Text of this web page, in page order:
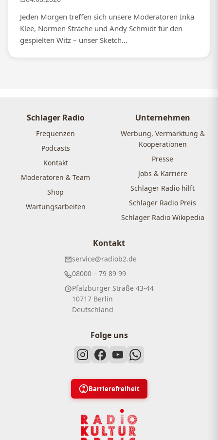
Jeden Morgen treffen sich unsere Moderatoren Inka
Klee, Normen Sträche und Andy Schmidt für den
gespielten Witz – unser Sketch...
Schlager Radio
Frequenzen
Podcasts
Kontakt
Moderatoren & Team
Shop
Wartungsarbeiten
Unternehmen
Werbung, Vermarktung &
Kooperationen
Presse
Jobs & Karriere
Schlager Radio hilft
Schlager Radio Preis
Schlager Radio Wikipedia
Kontakt
service@radiob2.de
08000 – 79 89 99
Pfalzburger Straße 43-44
10717 Berlin
Deutschland
Folge uns
Barrierefreiheit